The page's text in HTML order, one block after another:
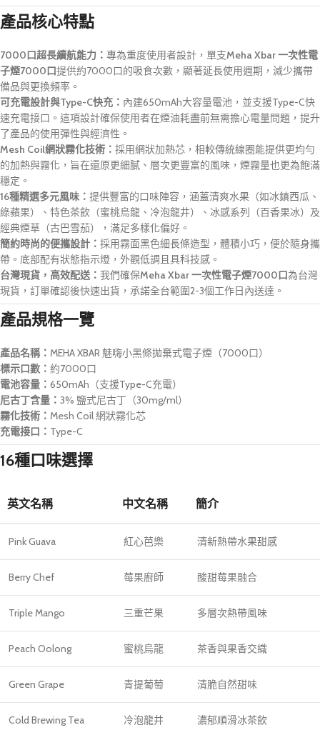
產品核心特點
7000口超長續航能力： 專為重度使用者設計，單支Meha Xbar 一次性電
子煙7000口提供約7000口的吸食次數，顯著延長使用週期，減少攜帶
備品與更換頻率。
可充電設計與Type-C快充： 內建650mAh大容量電池，並支援Type-C快
速充電接口。這項設計確保使用者在煙油耗盡前無需擔心電量問題，提升
了產品的使用彈性與經濟性。
Mesh Coil網狀霧化技術： 採用網狀加熱芯，相較傳統線圈能提供更均勻
的加熱與霧化，旨在還原更細膩、層次更豐富的風味，煙霧量也更為飽滿
穩定。
16種精選多元風味： 提供豐富的口味陣容，涵蓋清爽水果（如冰鎮西瓜、
綠蘋果）、特色茶飲（蜜桃烏龍、冷泡龍井）、冰感系列（百香果冰）及
經典煙草（古巴雪茄），滿足多樣化偏好。
簡約時尚的便攜設計： 採用霧面黑色細長條造型，體積小巧，便於隨身攜
帶。底部配有狀態指示燈，外觀低調且具科技感。
台灣現貨，高效配送： 我們確保Meha Xbar 一次性電子煙7000口為台灣
現貨，訂單確認後快速出貨，承諾全台範圍2-3個工作日內送達。
產品規格一覽
產品名稱： MEHA XBAR 魅嗨小黑條拋棄式電子煙（7000口）
標示口數： 約7000口
電池容量： 650mAh（支援Type-C充電）
尼古丁含量： 3% 鹽式尼古丁（30mg/ml）
霧化技術： Mesh Coil 網狀霧化芯
充電接口： Type-C
16種口味選擇
英文名稱 中文名稱 簡介
Pink Guava 紅心芭樂 清新熱帶水果甜感
Berry Chef 莓果廚師 酸甜莓果融合
Triple Mango 三重芒果 多層次熱帶風味
Peach Oolong 蜜桃烏龍 茶香與果香交織
Green Grape 青提葡萄 清脆自然甜味
Cold Brewing Tea 冷泡龍井 濃郁順滑冰茶飲